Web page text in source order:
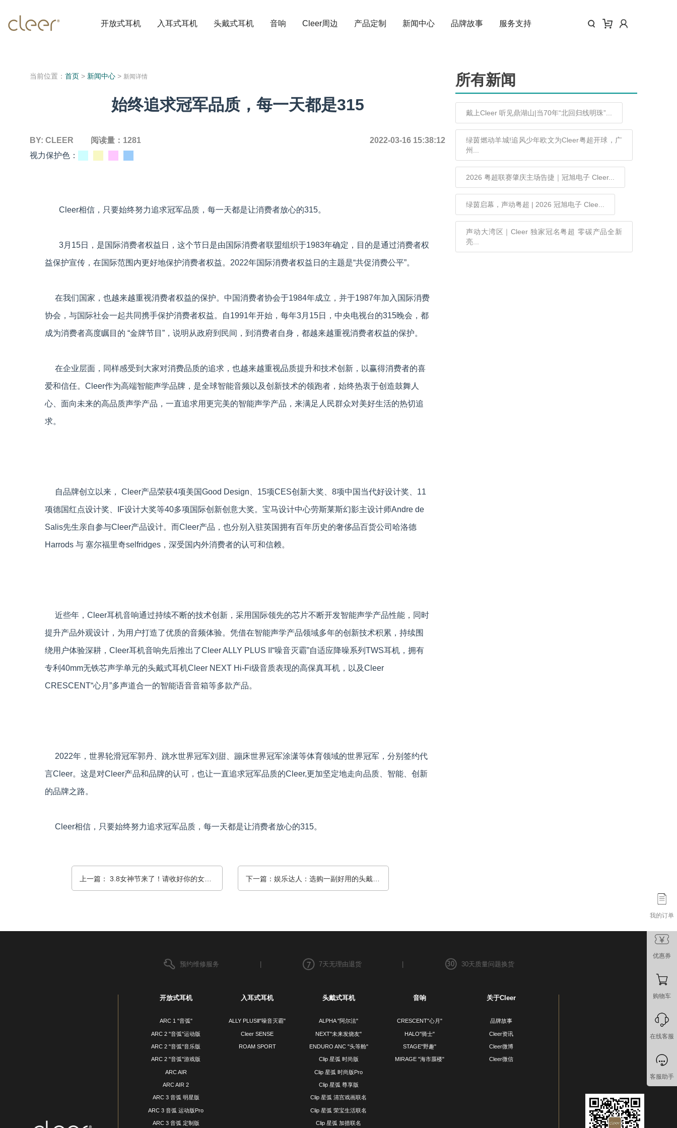
开放式耳机 入耳式耳机 头戴式耳机 音响 Cleer周边 产品定制 新闻中心 品牌故事 服务支持
当前位置： 首页 > 新闻中心 > 新闻详情
始终追求冠军品质，每一天都是315
BY: CLEER 阅读量： 1281
2022-03-16 15:38:12
视力保护色：
Cleer相信，只要始终努力追求冠军品质，每一天都是让消费者放心的315。
3月15日，是国际消费者权益日，这个节日是由国际消费者联盟组织于1983年确定，目的是通过消费者权
益保护宣传，在国际范围内更好地保护消费者权益。2022年国际消费者权益日的主题是“共促消费公平”。
在我们国家，也越来越重视消费者权益的保护。中国消费者协会于1984年成立，并于1987年加入国际消费
协会，与国际社会一起共同携手保护消费者权益。自1991年开始，每年3月15日，中央电视台的315晚会，都
成为消费者高度瞩目的 “金牌节目”，说明从政府到民间，到消费者自身，都越来越重视消费者权益的保护。
在企业层面，同样感受到大家对消费品质的追求，也越来越重视品质提升和技术创新，以赢得消费者的喜
爱和信任。Cleer作为高端智能声学品牌，是全球智能音频以及创新技术的领跑者，始终热衷于创造鼓舞人
心、面向未来的高品质声学产品，一直追求用更完美的智能声学产品，来满足人民群众对美好生活的热切追
求。
自品牌创立以来， Cleer产品荣获4项美国Good Design、15项CES创新大奖、8项中国当代好设计奖、11
项德国红点设计奖、IF设计大奖等40多项国际创新创意大奖。宝马设计中心劳斯莱斯幻影主设计师Andre de
Salis先生亲自参与Cleer产品设计。而Cleer产品，也分别入驻英国拥有百年历史的奢侈品百货公司哈洛德
Harrods 与 塞尔福里奇selfridges，深受国内外消费者的认可和信赖。
近些年，Cleer耳机音响通过持续不断的技术创新，采用国际领先的芯片不断开发智能声学产品性能，同时
提升产品外观设计，为用户打造了优质的音频体验。凭借在智能声学产品领域多年的创新技术积累，持续围
绕用户体验深耕，Cleer耳机音响先后推出了Cleer ALLY PLUS II“噪音灭霸”自适应降噪系列TWS耳机，拥有
专利40mm无铁芯声学单元的头戴式耳机Cleer NEXT Hi-Fi级音质表现的高保真耳机，以及Cleer
CRESCENT“心月”多声道合一的智能语音音箱等多款产品。
2022年，世界轮滑冠军郭丹、跳水世界冠军刘甜、蹦床世界冠军涂潇等体育领域的世界冠军，分别签约代
言Cleer。这是对Cleer产品和品牌的认可，也让一直追求冠军品质的Cleer,更加坚定地走向品质、智能、创新
的品牌之路。
Cleer相信，只要始终努力追求冠军品质，每一天都是让消费者放心的315。
上一篇： 3.8女神节来了！请收好你的女神装备！ 下一篇：娱乐达人：选购一副好用的头戴式耳机，尽享当下！
所有新闻
戴上Cleer 听见鼎湖山|当70年“北回归线明珠”...
绿茵燃动羊城!追风少年欧文为Cleer粤超开球，广
州...
2026 粤超联赛肇庆主场告捷｜冠旭电子 Cleer...
绿茵启幕，声动粤超 | 2026 冠旭电子 Clee...
声动大湾区｜Cleer 独家冠名粤超 零碳产品全新
亮...
预约维修服务 | 7天无理由退货 | 30天质量问题换货
开放式耳机
ARC 1 "音弧"
ARC 2 "音弧"运动版
ARC 2 "音弧"音乐版
ARC 2 "音弧"游戏版
ARC AIR
ARC AIR 2
ARC 3 音弧 明星版
ARC 3 音弧 运动版Pro
ARC 3 音弧 定制版
入耳式耳机
ALLY PLUSⅡ"噪音灭霸"
Cleer SENSE
ROAM SPORT
头戴式耳机
ALPHA "阿尔法"
NEXT"未来发烧友"
ENDURO ANC "头等舱"
Clip 星弧 时尚版
Clip 星弧 时尚版Pro
Clip 星弧 尊享版
Clip 星弧 清宫戏画联名
Clip 星弧 荣宝生活联名
Clip 星弧 加措联名
音响
CRESCENT"心月"
HALO"骑士"
STAGE"野趣"
MIRAGE "海市蜃楼"
关于Cleer
品牌故事
Cleer资讯
Cleer微博
Cleer微信
我的订单
优惠券
购物车
在线客服
客服助手